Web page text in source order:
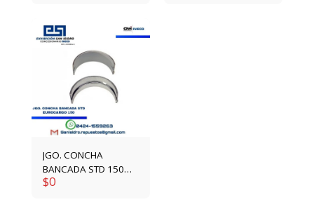
JGO. CONCHA
BANCADA STD 150
E21 1930812
$0